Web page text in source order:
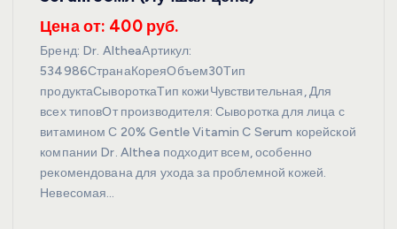
Цена от: 400 руб.
Бренд: Dr. AltheaАртикул:
534986СтранаКореяОбъем30Тип
продуктаСывороткаТип кожиЧувствительная, Для
всех типовОт производителя: Сыворотка для лица с
витамином С 20% Gentle Vitamin C Serum корейской
компании Dr. Althea подходит всем, особенно
рекомендована для ухода за проблемной кожей.
Невесомая…